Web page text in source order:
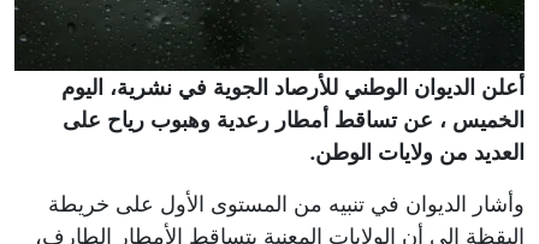
أعلن الديوان الوطني للأرصاد الجوية في نشرية، اليوم
الخميس ، عن تساقط أمطار رعدية وهبوب رياح على
العديد من ولايات الوطن.
وأشار الديوان في تنبيه من المستوى الأول على خريطة
اليقظة إلى أن الولايات المعنية يتساقط الأمطار الطارف،